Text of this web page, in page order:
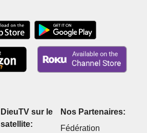
DieuTV sur le
satellite:
Nos Partenaires:
Fédération